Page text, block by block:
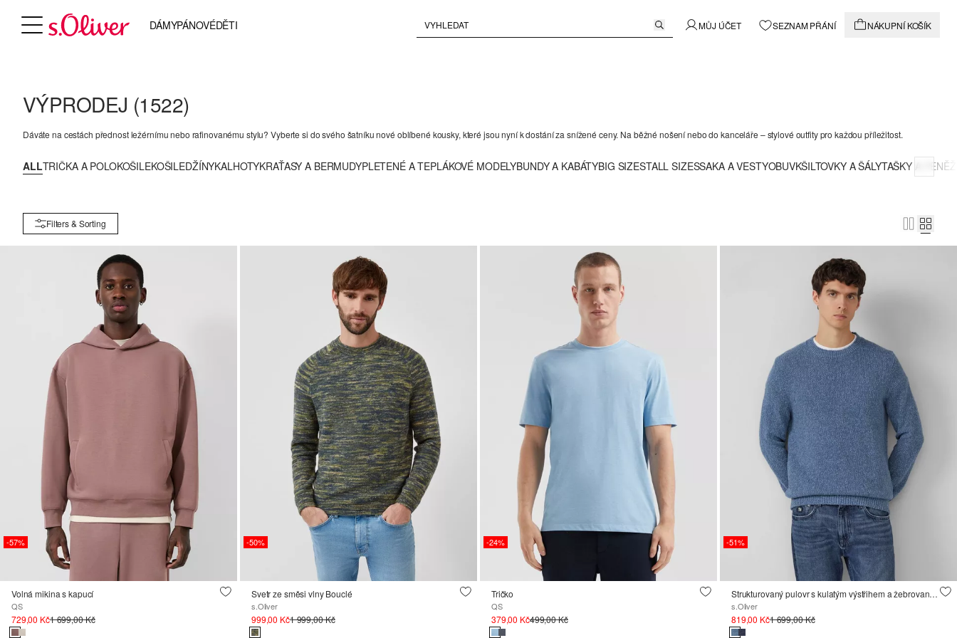
DÁMYPÁNOVÉDĚTI MŮJ ÚČET SEZNAM PŘÁNÍ NÁKUPNÍ KOŠÍK
VÝPRODEJ (1522)
Dáváte na cestách přednost ležérnímu nebo rafinovanému stylu? Vyberte si do svého šatníku nové oblíbené kousky, které jsou nyní k dostání za snížené ceny. Na běžné nošení nebo do kanceláře – stylové outfity pro každou příležitost.
ALLTRIČKA A POLOKOŠILEKOŠILEDŽÍNYKALHOTYKRAŤASY A BERMUDYPLETENÉ A TEPLÁKOVÉ MODELYBUNDY A KABÁTYBIG SIZESTALL SIZESSAKA A VESTYOBUVKŠILTOVKY A ŠÁLYTAŠKY A
Filters & Sorting
-57%
Volná mikina s kapucí
QS
729,00 Kč1 699,00 Kč
-50%
Svetr ze směsi vlny Bouclé
s.Oliver
999,00 Kč1 999,00 Kč
-24%
Tričko
QS
379,00 Kč499,00 Kč
-51%
Strukturovaný pulovr s kulatým výstřihem a žebrovanými náplety
s.Oliver
819,00 Kč1 699,00 Kč